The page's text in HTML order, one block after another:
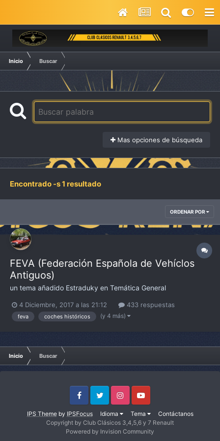
Inicio Buscar
Mas opciones de búsqueda
Encontrado -s 1 resultado
ORDENAR POR
FEVA (Federación Española de Vehíclos
Antiguos)
un tema añadido Estraduky en Temática General
4 Diciembre, 2017 a las 21:12 433 respuestas
feva coches históricos (y 4 más)
Inicio Buscar
IPS Themeby IPSFocus Idioma Tema Contáctanos
FacebookTwitter InstagramYoutube
Copyright by Club Clásicos 3,4,5,6 y 7 Renault
Powered by Invision Community